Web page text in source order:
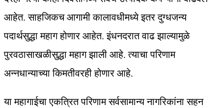
आहेत. साहजिकच आगामी कालावधीमध्ये इतर दुग्धजन्य
पदार्थसुद्धा महाग होणार आहेत. इंधनदरात वाढ झाल्यामुळे
पुरवठासाखळीसुद्धा महाग झाली आहे. त्याचा परिणाम
अन्नधान्याच्या किमतीवरही होणार आहे.
या महागाईचा एकत्रित परिणाम सर्वसामान्य नागरिकांना सहन